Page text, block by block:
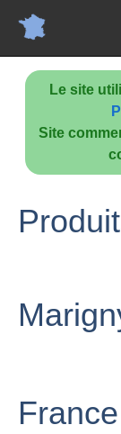
Le site
Site
France